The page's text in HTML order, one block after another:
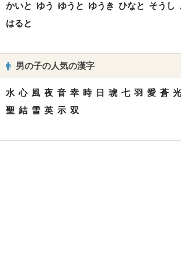
かいと ゆう ゆうと ゆうき ひなと そうし
はると
男の子の人気の漢字
水 心 風 夜 音 幸 時 日 琥 七 羽 愛 蒼 光
聖 結 雪 英 示 双